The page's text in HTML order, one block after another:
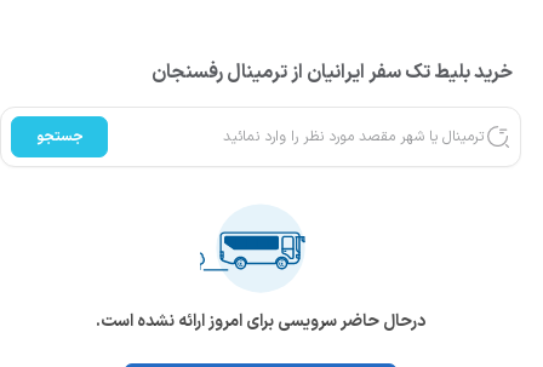
خرید بلیط تک سفر ایرانیان از ترمینال رفسنجان
جستجو
درحال حاضر سرویسی برای امروز ارائه نشده است.